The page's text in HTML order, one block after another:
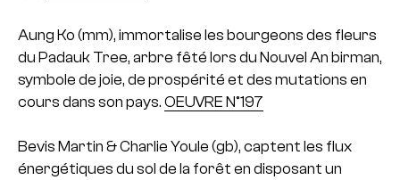
Aung Ko (mm), immortalise les bourgeons des fleurs
du Padauk Tree, arbre fêté lors du Nouvel An birman,
symbole de joie, de prospérité et des mutations en
cours dans son pays. OEUVRE N°197
Bevis Martin & Charlie Youle (gb), captent les flux
énergétiques du sol de la forêt en disposant un